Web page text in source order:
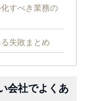
すべき業務の
失敗まとめ
会社でよくあ